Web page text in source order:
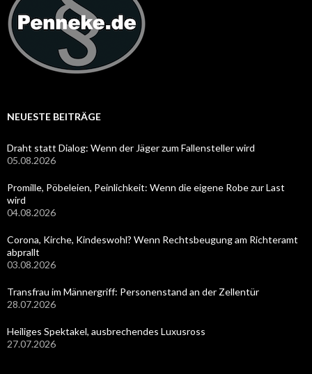
NEUESTE BEITRÄGE
Draht statt Dialog: Wenn der Jäger zum Fallensteller wird
05.08.2026
Promille, Pöbeleien, Peinlichkeit: Wenn die eigene Robe zur Last
wird
04.08.2026
Corona, Kirche, Kindeswohl? Wenn Rechtsbeugung am Richteramt
abprallt
03.08.2026
Transfrau im Männergriff: Personenstand an der Zellentür
28.07.2026
Heiliges Spektakel, ausbrechendes Luxusross
27.07.2026